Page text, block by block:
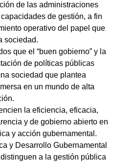
de las administraciones
de gestión, a fin
operativo del papel que
sociedad.
que el “buen gobierno” y la
de políticas públicas
sociedad que plantea
en un mundo de alta
la eficiencia, eficacia,
y de gobierno abierto en
y acción gubernamental.
y Desarrollo Gubernamental
a la gestión pública